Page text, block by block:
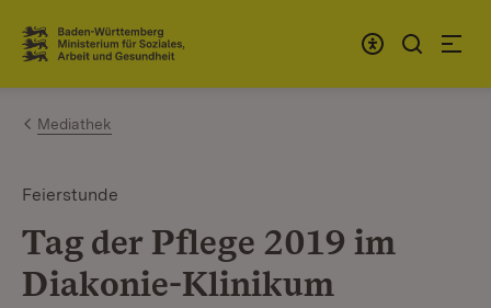
Zum Inhalt springen
Link zur Startseite
Mediathek
Feierstunde
Tag der Pflege 2019 im
Diakonie-Klinikum